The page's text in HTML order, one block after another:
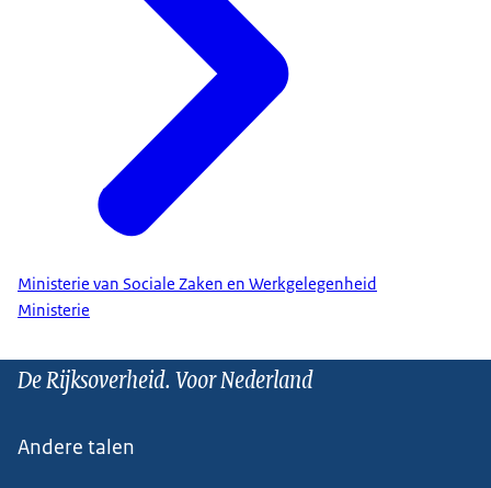
Ministerie van Sociale Zaken en Werkgelegenheid
Ministerie
De Rijksoverheid. Voor Nederland
Andere talen